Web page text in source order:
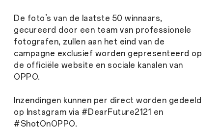
De foto’s van de laatste 50 winnaars,
gecureerd door een team van professionele
fotografen, zullen aan het eind van de
campagne exclusief worden gepresenteerd op
de officiële website en sociale kanalen van
OPPO.
Inzendingen kunnen per direct worden gedeeld
op Instagram via #DearFuture2121 en
#ShotOnOPPO.